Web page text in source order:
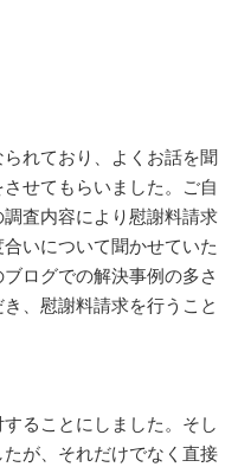
れており、よくお話を聞
せてもらいました。ご自
査内容により慰謝料請求
いについて聞かせていた
ログでの解決事例の多さ
、慰謝料請求を行うこと
ることにしました。そし
が、それだけでなく直接